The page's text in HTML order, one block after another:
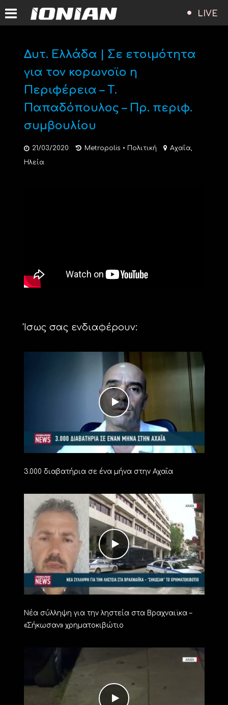
LIVE
Δυτ. Ελλάδα | Σε ετοιμότητα
για τον κορωνοϊο η
Περιφέρεια – Τ.
Παπαδόπουλος – Πρ. περιφ.
συμβουλίου
21/03/2020 Metropolis • Πολιτική Αχαΐα,
Ηλεία
Ίσως σας ενδιαφέρουν:
3.000 διαβατήρια σε ένα μήνα στην Αχαΐα
Νέα σύλληψη για την ληστεία στα Βραχναιϊκα –
«Σήκωσαν» χρηματοκιβώτιο